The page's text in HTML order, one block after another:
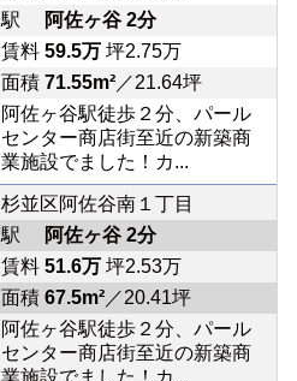
駅
阿佐ヶ谷 2分
賃料 59.5万坪2.75万
面積 71.55m²／21.64坪
阿佐ヶ谷駅徒歩２分、パール
センター商店街至近の新築商
業施設でました！カ...
杉並区阿佐谷南１丁目
駅
阿佐ヶ谷 2分
賃料 51.6万坪2.53万
面積 67.5m²／20.41坪
阿佐ヶ谷駅徒歩２分、パール
センター商店街至近の新築商
業施設でました！カ...